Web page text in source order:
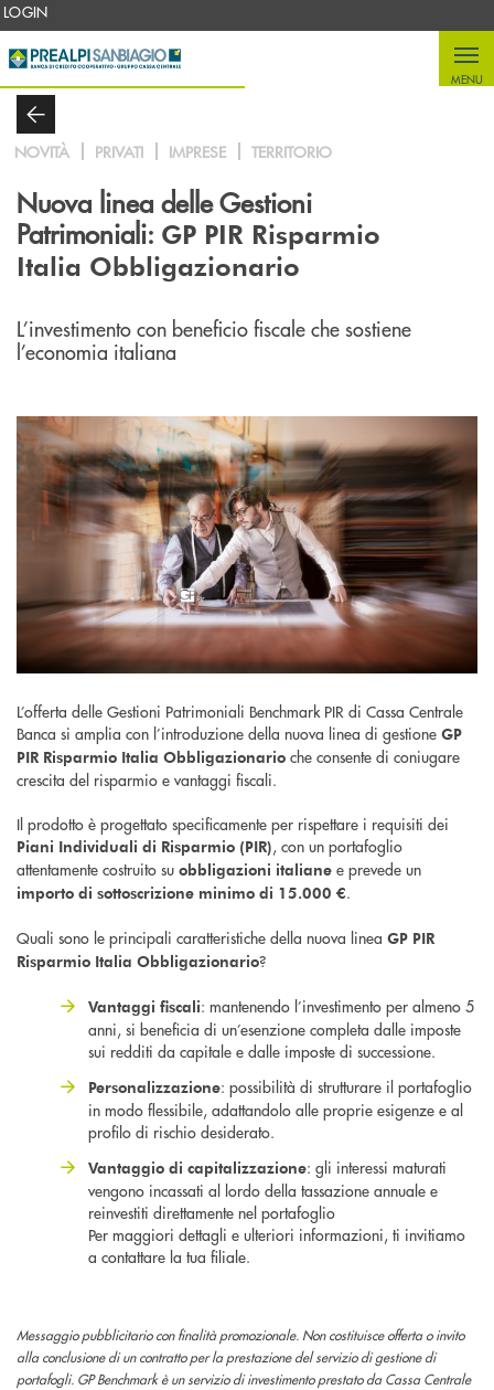
Salta al contenuto principale
LOGIN
MENU
NOVITÀ PRIVATI IMPRESE TERRITORIO
Nuova linea delle Gestioni
Patrimoniali: GP PIR Risparmio
Italia Obbligazionario
L’investimento con beneficio fiscale che sostiene
l’economia italiana
L’offerta delle Gestioni Patrimoniali Benchmark PIR di Cassa Centrale
Banca si amplia con l’introduzione della nuova linea di gestione GP
PIR Risparmio Italia Obbligazionario che consente di coniugare
crescita del risparmio e vantaggi fiscali.
Il prodotto è progettato specificamente per rispettare i requisiti dei
Piani Individuali di Risparmio (PIR), con un portafoglio
attentamente costruito su obbligazioni italiane e prevede un
importo di sottoscrizione minimo di 15.000 €.
Quali sono le principali caratteristiche della nuova linea GP PIR
Risparmio Italia Obbligazionario?
Vantaggi fiscali: mantenendo l’investimento per almeno 5
anni, si beneficia di un’esenzione completa dalle imposte
sui redditi da capitale e dalle imposte di successione.
Personalizzazione: possibilità di strutturare il portafoglio
in modo flessibile, adattandolo alle proprie esigenze e al
profilo di rischio desiderato.
Vantaggio di capitalizzazione: gli interessi maturati
vengono incassati al lordo della tassazione annuale e
reinvestiti direttamente nel portafoglio
Per maggiori dettagli e ulteriori informazioni, ti invitiamo
a contattare la tua filiale.
Messaggio pubblicitario con finalità promozionale. Non costituisce offerta o invito
alla conclusione di un contratto per la prestazione del servizio di gestione di
portafogli. GP Benchmark è un servizio di investimento prestato da Cassa Centrale